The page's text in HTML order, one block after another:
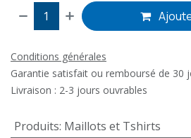
Conditions générales
Garantie satisfait ou remboursé de 30
Livraison : 2-3 jours ouvrables
Produits: Maillots et Tshirts